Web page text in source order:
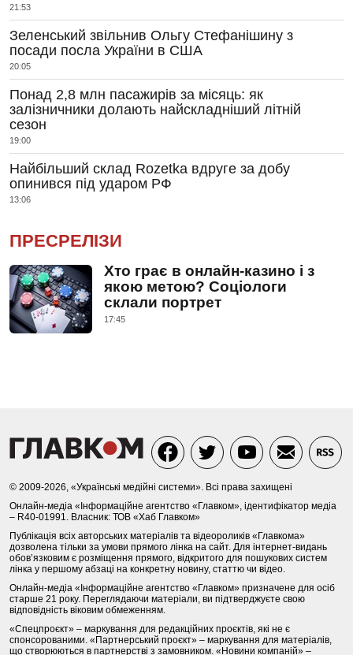
21:53
Зеленський звільнив Ольгу Стефанішину з
посади посла України в США
20:05
Понад 2,8 млн пасажирів за місяць: як
залізничники долають найскладніший літній
сезон
19:00
Найбільший склад Rozetka вдруге за добу
опинився під ударом РФ
13:06
ПРЕСРЕЛІЗИ
Хто грає в онлайн-казино і з
якою метою? Соціологи
склали портрет
17:45
© 2009-2026, «Українські медійні системи». Всі права захищені
Онлайн-медіа «Інформаційне агентство «Главком», ідентифікатор медіа
– R40-01991. Власник: ТОВ «Хаб Главком»
Публікація всіх авторських матеріалів та відеороликів «Главкома»
дозволена тільки за умови прямого лінка на сайт. Для інтернет-видань
обов’язковим є розміщення прямого, відкритого для пошукових систем
лінка у першому абзаці на конкретну новину, статтю чи відео.
Онлайн-медіа «Інформаційне агентство «Главком» призначене для осіб
старше 21 року. Переглядаючи матеріали, ви підтверджуєте свою
відповідність віковим обмеженням.
«Спецпроєкт» – маркування для редакційних проєктів, які не є
спонсорованими. «Партнерський проєкт» – маркування для матеріалів,
що створюються в партнерстві з замовником. «Новини компаній» –